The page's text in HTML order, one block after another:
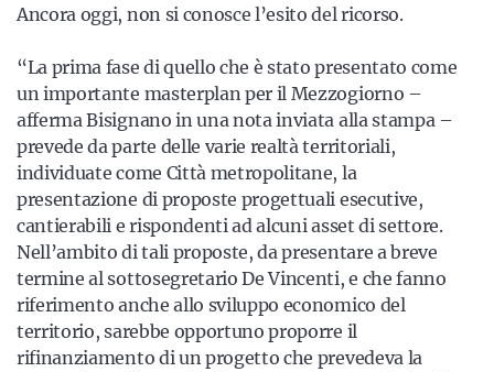
Ancora oggi, non si conosce l’esito del ricorso.
“La prima fase di quello che è stato presentato come
un importante masterplan per il Mezzogiorno –
afferma Bisignano in una nota inviata alla stampa –
prevede da parte delle varie realtà territoriali,
individuate come Città metropolitane, la
presentazione di proposte progettuali esecutive,
cantierabili e rispondenti ad alcuni asset di settore.
Nell’ambito di tali proposte, da presentare a breve
termine al sottosegretario De Vincenti, e che fanno
riferimento anche allo sviluppo economico del
territorio, sarebbe opportuno proporre il
rifinanziamento di un progetto che prevedeva la